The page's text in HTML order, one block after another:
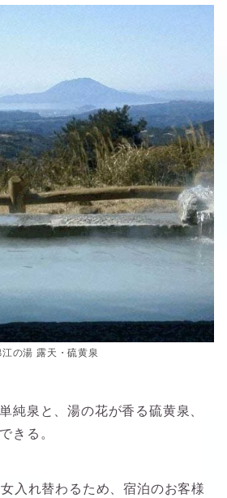
江の湯 露天・硫黄泉
純泉と、湯の花が香る硫黄泉、
きる。
入れ替わるため、宿泊のお客様